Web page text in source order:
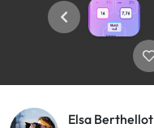
Elsa Berthellot